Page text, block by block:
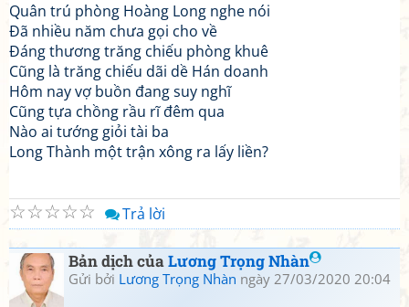
Quân trú phòng Hoàng Long nghe nói
Đã nhiều năm chưa gọi cho về
Đáng thương trăng chiếu phòng khuê
Cũng là trăng chiếu dãi dề Hán doanh
Hôm nay vợ buồn đang suy nghĩ
Cũng tựa chồng rầu rĩ đêm qua
Nào ai tướng giỏi tài ba
Long Thành một trận xông ra lấy liền?
☆
☆
☆
☆
☆ Trả lời
Bản dịch củaLương Trọng Nhàn
Gửi bởi Lương Trọng Nhàn ngày 27/03/2020 20:04